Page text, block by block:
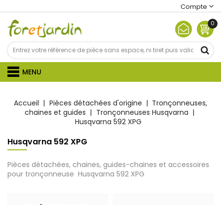
Compte
0
MENU
Accueil Pièces détachées d'origine
Tronçonneuses,
chaines et guides
Tronçonneuses Husqvarna
Husqvarna 592 XPG
Husqvarna 592 XPG
Pièces détachées, chaines, guides-chaines et accessoires
pour tronçonneuse Husqvarna 592 XPG